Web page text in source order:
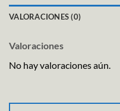
VALORACIONES (0)
Valoraciones
No hay valoraciones aún.